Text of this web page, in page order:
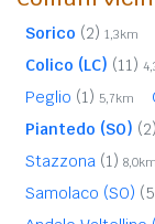
Sorico (2) 1,3km
Colico (LC) (11)
Peglio (1) 5,7km
Piantedo (SO) (2)
Stazzona (1) 8,0km
Samolaco (SO)